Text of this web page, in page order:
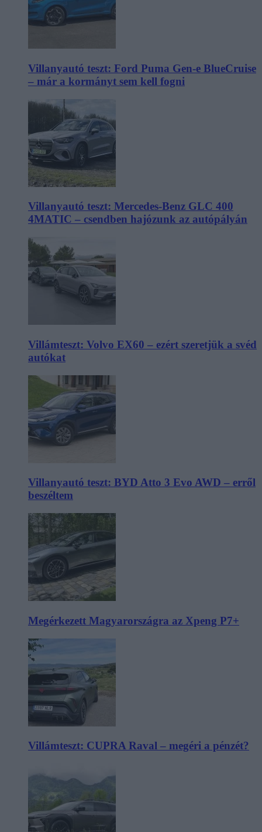
Villanyautó teszt: Ford Puma Gen-e BlueCruise
– már a kormányt sem kell fogni
Villanyautó teszt: Mercedes-Benz GLC 400
4MATIC – csendben hajózunk az autópályán
Villámteszt: Volvo EX60 – ezért szeretjük a svéd
autókat
Villanyautó teszt: BYD Atto 3 Evo AWD – erről
beszéltem
Megérkezett Magyarországra az Xpeng P7+
Villámteszt: CUPRA Raval – megéri a pénzét?